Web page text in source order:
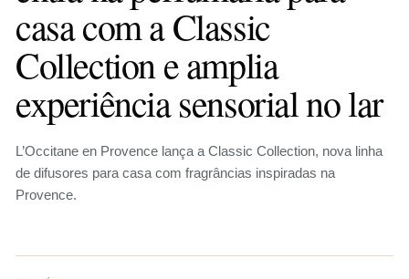
casa com a Classic
Collection e amplia
experiência sensorial no lar
L’Occitane en Provence lança a Classic Collection, nova linha
de difusores para casa com fragrâncias inspiradas na
Provence.